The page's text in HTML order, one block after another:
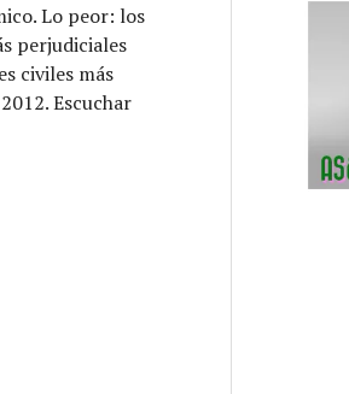
Lo peor: los
perjudiciales
civiles más
Escuchar
01-2013 Gala En Tierra Hostil 2012